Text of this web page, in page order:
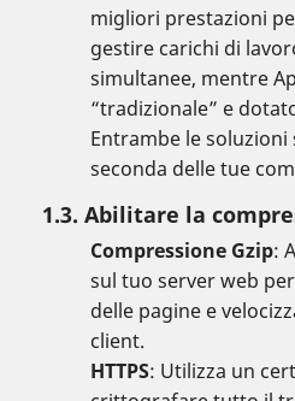
migliori prestazioni
gestire carichi di
simultanee, mentre
“tradizionale” e
Entrambe le soluzioni
seconda delle tue
1.3. Abilitare la
Compressione Gzip:
sul tuo server web
delle pagine e
client.
HTTPS: Utilizza un